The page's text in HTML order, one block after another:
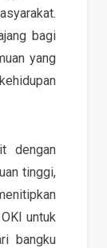
bagi
yang
dengan
tinggi,
untuk
bangku